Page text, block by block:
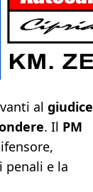
al giudice
. Il PM
penali e la